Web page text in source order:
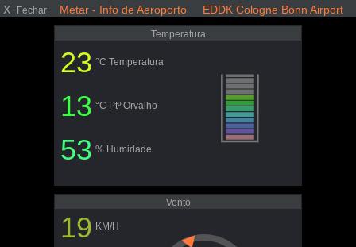
X Fechar Metar - Info de Aeroporto EDDK Cologne Bonn Airport
Temperatura
23 °C Temperatura
13 °C Ptº Orvalho
53 % Humidade
Vento
19 KM/H